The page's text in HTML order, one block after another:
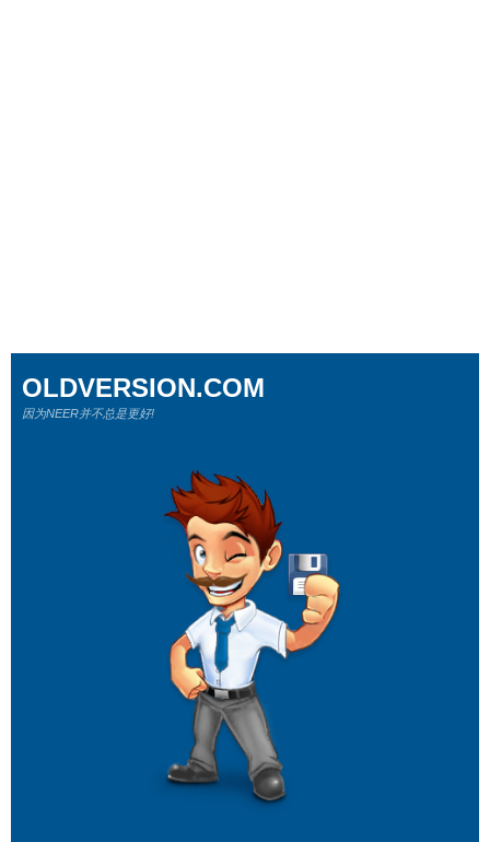
OLDVERSION.COM
因为NEER并不总是更好!